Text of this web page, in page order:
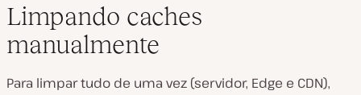
Limpando caches
manualmente
Para limpar tudo de uma vez (servidor, Edge e CDN),